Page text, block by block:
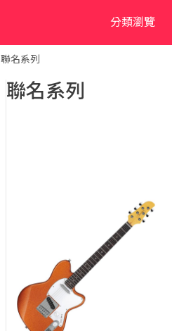
分類瀏覽
聯名系列
聯名系列